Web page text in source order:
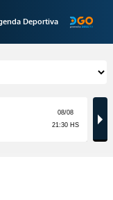
Deportiva